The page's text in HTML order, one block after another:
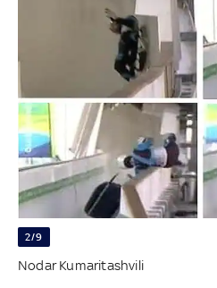
2/9
Nodar Kumaritashvili